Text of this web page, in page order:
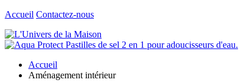
Accueil Contactez-nous
Accueil
Aménagement intérieur